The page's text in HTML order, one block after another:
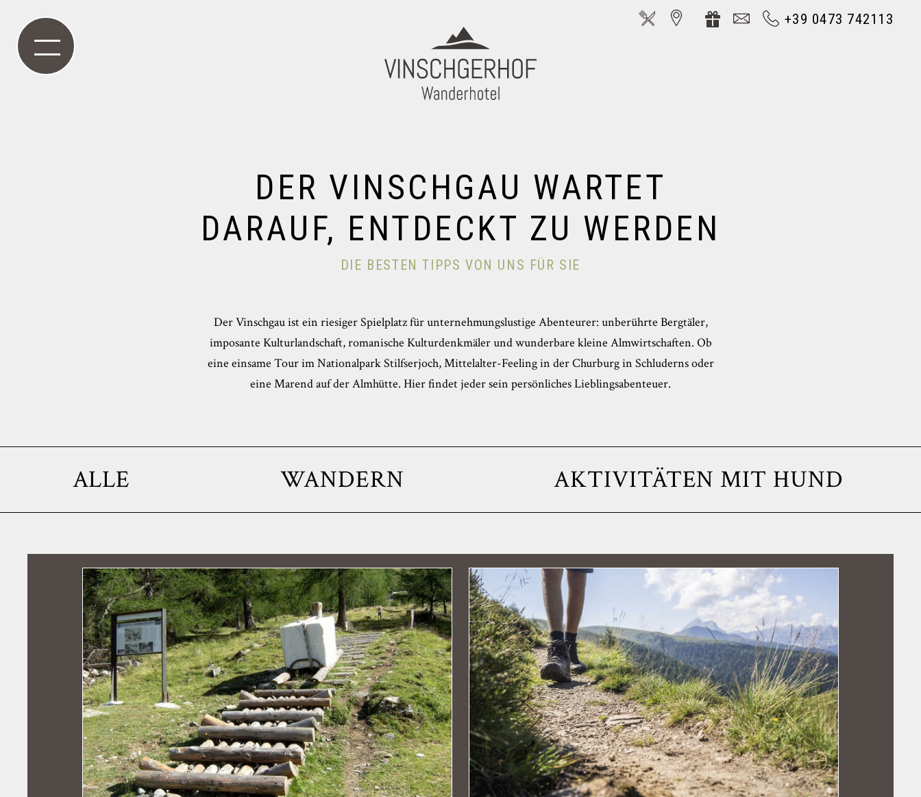
+39 0473 742113
DER VINSCHGAU WARTET
DARAUF, ENTDECKT ZU WERDEN
DIE BESTEN TIPPS VON UNS FÜR SIE
Der Vinschgau ist ein riesiger Spielplatz für unternehmungslustige Abenteurer: unberührte Bergtäler,
imposante Kulturlandschaft, romanische Kulturdenkmäler und wunderbare kleine Almwirtschaften. Ob
eine einsame Tour im Nationalpark Stilfserjoch, Mittelalter-Feeling in der Churburg in Schluderns oder
eine Marend auf der Almhütte. Hier findet jeder sein persönliches Lieblingsabenteuer.
ALLE WANDERN AKTIVITÄTEN MIT HUND